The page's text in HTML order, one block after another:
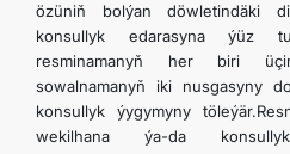
özüniň bolýan döwletindäki
konsullyk edarasyna ýüz
resminamanyň her biri
sowalnamanyň iki nusgasyny
konsullyk ýygymyny
wekilhana ýa-da